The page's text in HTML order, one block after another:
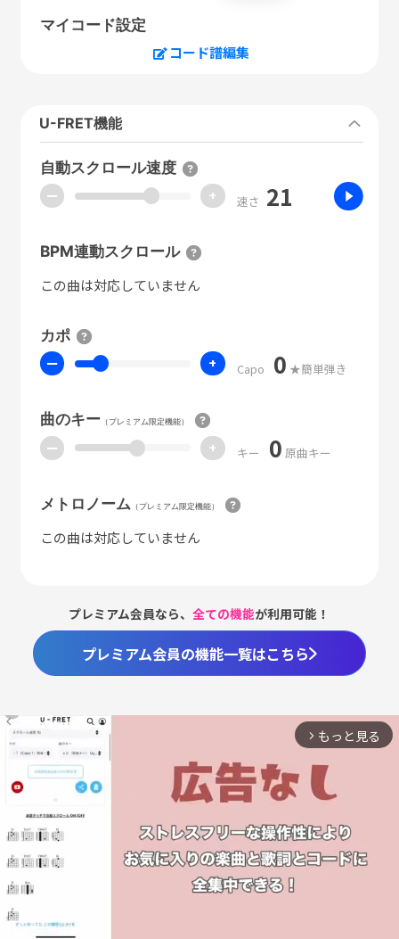
マイコード設定
コード譜編集
U-FRET機能
自動スクロール速度
ー + 速さ 21
BPM連動スクロール
この曲は対応していません
カポ
ー + Capo 0 ★簡単弾き
曲のキー（プレミアム限定機能）
ー + キー 0 原曲キー
メトロノーム （プレミアム限定機能）
この曲は対応していません
プレミアム会員なら、全ての機能が利用可能！
プレミアム会員の機能一覧はこちら
arrow_forward_ios もっと見る